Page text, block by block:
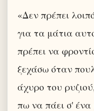
«Δεν πρέπει
για τα μάτια
πρέπει να
ξεχάσω όταν
άχυρο του
πω να πάει σ'